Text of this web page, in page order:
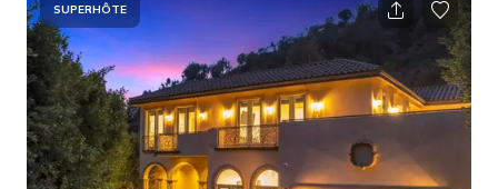
paysages et animaux Parking disponible en haut de l'allée (8
voitures) Manoir classique traditionnel Éléments
architecturaux originaux des années 1930 Ornements en
pierre Moulures et détails en bois travaillés à la main 3 chemin
SUPERHÔTE